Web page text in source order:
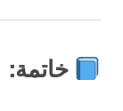
خاتمة: